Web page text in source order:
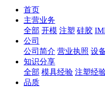
首页
主营业务
全部 开模 注塑 硅胶
公司
公司简介 营业执照 设
知识分享
全部 模具经验 注塑经
品质